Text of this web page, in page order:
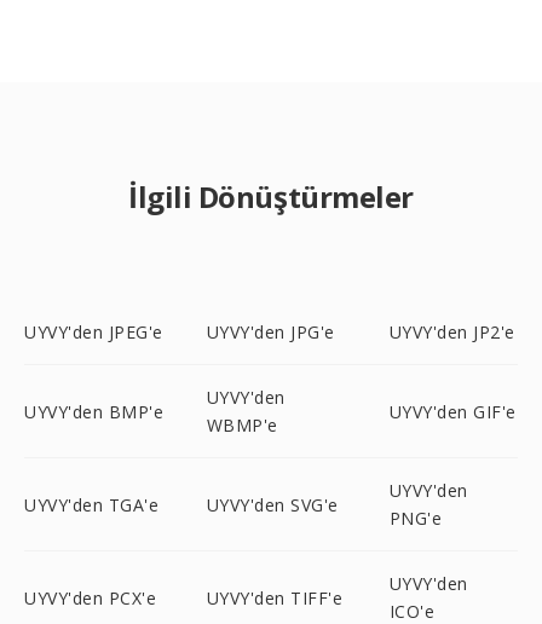
İlgili Dönüştürmeler
UYVY'den JPEG'e UYVY'den JPG'e UYVY'den JP2'e
UYVY'den BMP'e
UYVY'den
WBMP'e
UYVY'den GIF'e
UYVY'den TGA'e UYVY'den SVG'e
UYVY'den
PNG'e
UYVY'den PCX'e UYVY'den TIFF'e
UYVY'den
ICO'e